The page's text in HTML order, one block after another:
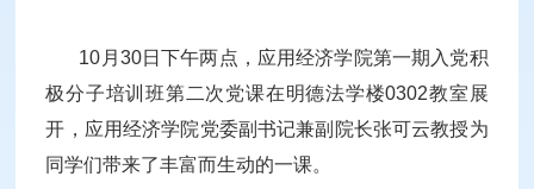
10月30日下午两点，应用经济学院第一期入党积
极分子培训班第二次党课在明德法学楼0302教室展
开，应用经济学院党委副书记兼副院长张可云教授为
同学们带来了丰富而生动的一课。